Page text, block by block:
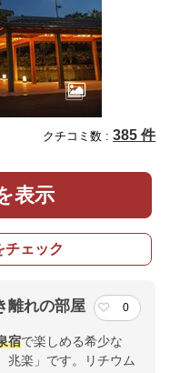
クチコミ数 : 385 件
表示
チェック
離れの部屋 0
宿で楽しめる希少な
楽」です。リチウム